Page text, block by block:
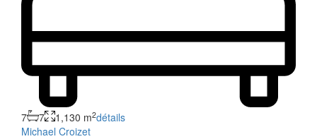
7 7 1,130 m2détails
Michael Croizet